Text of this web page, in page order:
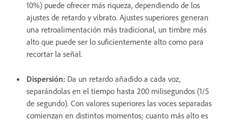
10%) puede ofrecer más riqueza, dependiendo de los
ajustes de retardo y vibrato. Ajustes superiores generan
una retroalimentación más tradicional, un timbre más
alto que puede ser lo suficientemente alto como para
recortar la señal.
Dispersión: Da un retardo añadido a cada voz,
separándolas en el tiempo hasta 200 milisegundos (1/5
de segundo). Con valores superiores las voces separadas
comienzan en distintos momentos; cuanto más alto es